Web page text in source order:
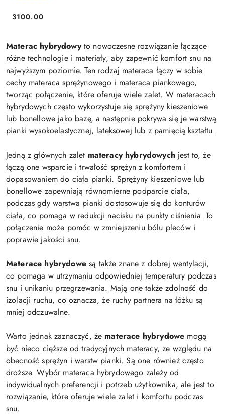
Cena:
3100.00
Materac hybrydowyto nowoczesne rozwiązanie łączące
różne technologie i materiały, aby zapewnić komfort snu na
najwyższym poziomie. Ten rodzaj materaca łączy w sobie
cechy materaca sprężynowego i materaca piankowego,
tworząc połączenie, które oferuje wiele zalet. W materacach
hybrydowych często wykorzystuje się sprężyny kieszeniowe
lub bonellowe jako bazę, a następnie pokrywa się je warstwą
pianki wysokoelastycznej, lateksowej lub z pamięcią kształtu.
Jedną z głównych zalet materacy hybrydowychjest to, że
łączą one wsparcie i trwałość sprężyn z komfortem i
dopasowaniem do ciała pianki. Sprężyny kieszeniowe lub
bonellowe zapewniają równomierne podparcie ciała,
podczas gdy warstwa pianki dostosowuje się do konturów
ciała, co pomaga w redukcji nacisku na punkty ciśnienia. To
połączenie może pomóc w zmniejszeniu bólu pleców i
poprawie jakości snu.
Materace hybrydowesą także znane z dobrej wentylacji,
co pomaga w utrzymaniu odpowiedniej temperatury podczas
snu i unikaniu przegrzewania. Mają one także zdolność do
izolacji ruchu, co oznacza, że ruchy partnera na łóżku są
mniej odczuwalne.
Warto jednak zaznaczyć, że materace hybrydowe mogą
być nieco cięższe od tradycyjnych materacy, ze względu na
obecność sprężyn i warstw pianki. Są one również często
droższe. Wybór materaca hybrydowego zależy od
indywidualnych preferencji i potrzeb użytkownika, ale jest to
rozwiązanie, które oferuje wiele zalet i komfortu podczas
snu.